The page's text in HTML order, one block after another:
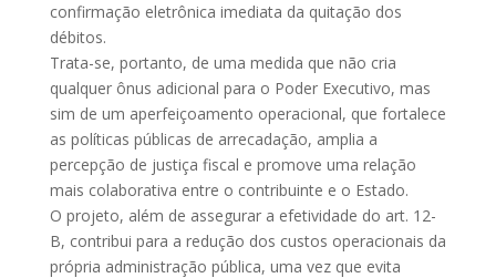
confirmação eletrônica imediata da quitação dos
débitos.
Trata-se, portanto, de uma medida que não cria
qualquer ônus adicional para o Poder Executivo, mas
sim de um aperfeiçoamento operacional, que fortalece
as políticas públicas de arrecadação, amplia a
percepção de justiça fiscal e promove uma relação
mais colaborativa entre o contribuinte e o Estado.
O projeto, além de assegurar a efetividade do art. 12-
B, contribui para a redução dos custos operacionais da
própria administração pública, uma vez que evita